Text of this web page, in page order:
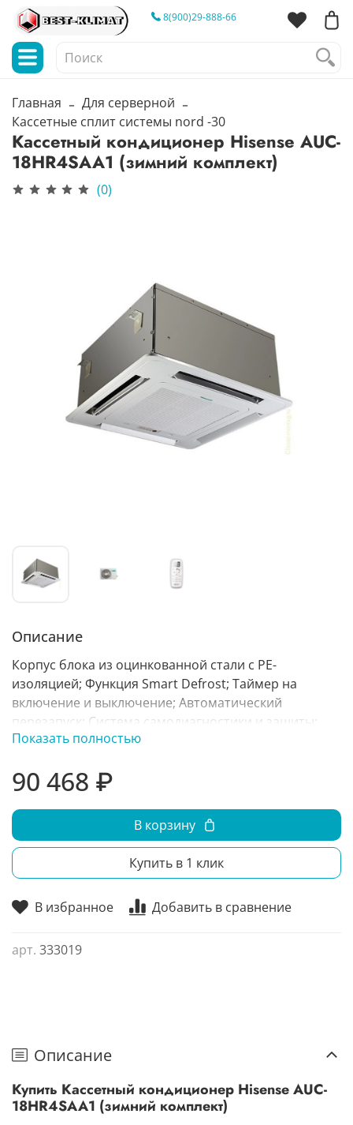
8(900)29-888-66
Главная
Для серверной
Кассетные сплит системы nord -30
Кассетный кондиционер Hisense AUC-
18HR4SAA1 (зимний комплект)
(0)
В избранное Добавить в сравнение
арт. 333019
Описание
Корпус блока из оцинкованной стали с PE-
изоляцией; Функция Smart Defrost; Таймер на
включение и выключение; Автоматический
перезапуск; Система самодиагностики и защиты;
Зимний комплект;
Показать полностью
90 468 ₽
В корзину
Купить в 1 клик
Описание
Купить Кассетный кондиционер Hisense AUC-
18HR4SAA1 (зимний комплект)